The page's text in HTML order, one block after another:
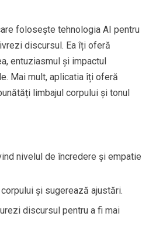
folosește tehnologia AI pentru
discursul. Ea îți oferă
entuziasmul și impactul
Mai mult, aplicatia îți oferă
limbajul corpului și tonul
nivelul de încredere și empatie
și sugerează ajustări.
discursul pentru a fi mai